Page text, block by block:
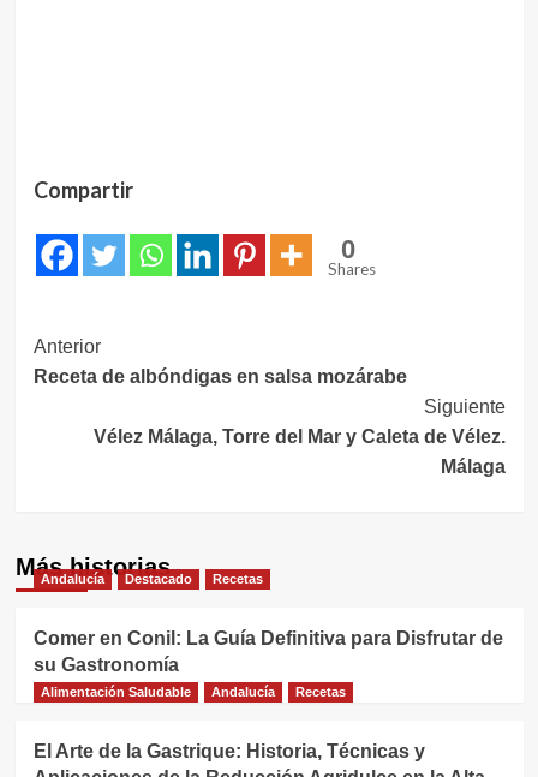
Compartir
0
Shares
Navegación
de
entradas
Anterior
Receta de albóndigas en salsa mozárabe
Siguiente
Vélez Málaga, Torre del Mar y Caleta de Vélez.
Málaga
Más historias
Andalucía Destacado Recetas
Comer en Conil: La Guía Definitiva para Disfrutar de
su Gastronomía
Alimentación Saludable Andalucía Recetas
El Arte de la Gastrique: Historia, Técnicas y